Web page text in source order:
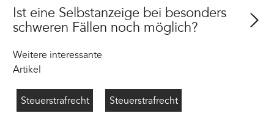
Ist eine Selbstanzeige bei besonders
schweren Fällen noch möglich?
Weitere interessante
Artikel
Steuerstrafrecht
Betriebsprüfung Steuerstrafverfahren
7/23/2026 Steuerstrafrecht
OnlyFans Steuer
7/13/2026